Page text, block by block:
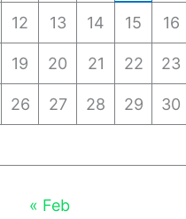
12 13 14 15 16
19 20 21 22 23
26 27 28 29 30
« Feb